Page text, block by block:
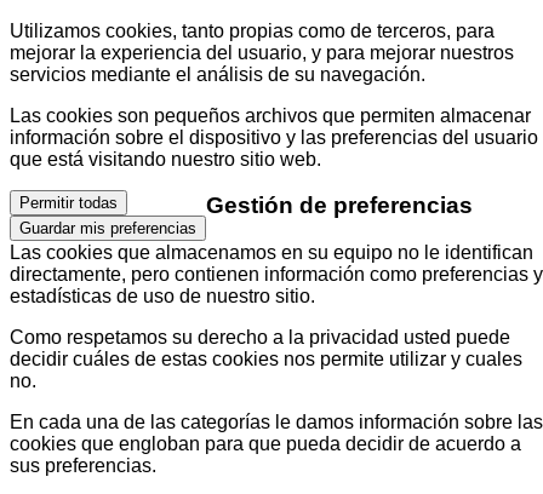
Utilizamos cookies, tanto propias como de terceros, para
mejorar la experiencia del usuario, y para mejorar nuestros
servicios mediante el análisis de su navegación.
Las cookies son pequeños archivos que permiten almacenar
información sobre el dispositivo y las preferencias del usuario
que está visitando nuestro sitio web.
Permitir todas
Guardar mis preferencias
Gestión de preferencias
Las cookies que almacenamos en su equipo no le identifican
directamente, pero contienen información como preferencias y
estadísticas de uso de nuestro sitio.
Como respetamos su derecho a la privacidad usted puede
decidir cuáles de estas cookies nos permite utilizar y cuales
no.
En cada una de las categorías le damos información sobre las
cookies que engloban para que pueda decidir de acuerdo a
sus preferencias.